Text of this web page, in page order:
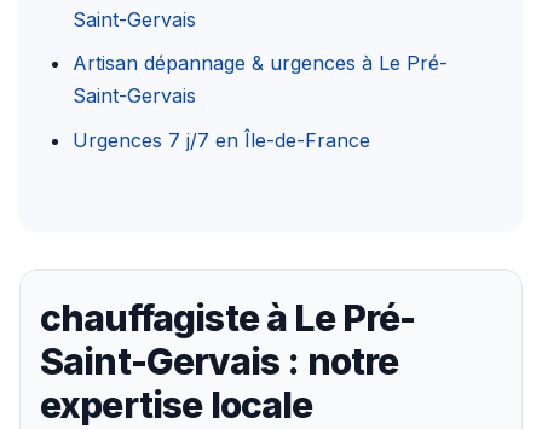
Saint-Gervais
Artisan dépannage & urgences à Le Pré-
Saint-Gervais
Urgences 7 j/7 en Île-de-France
chauffagiste à Le Pré-
Saint-Gervais : notre
expertise locale